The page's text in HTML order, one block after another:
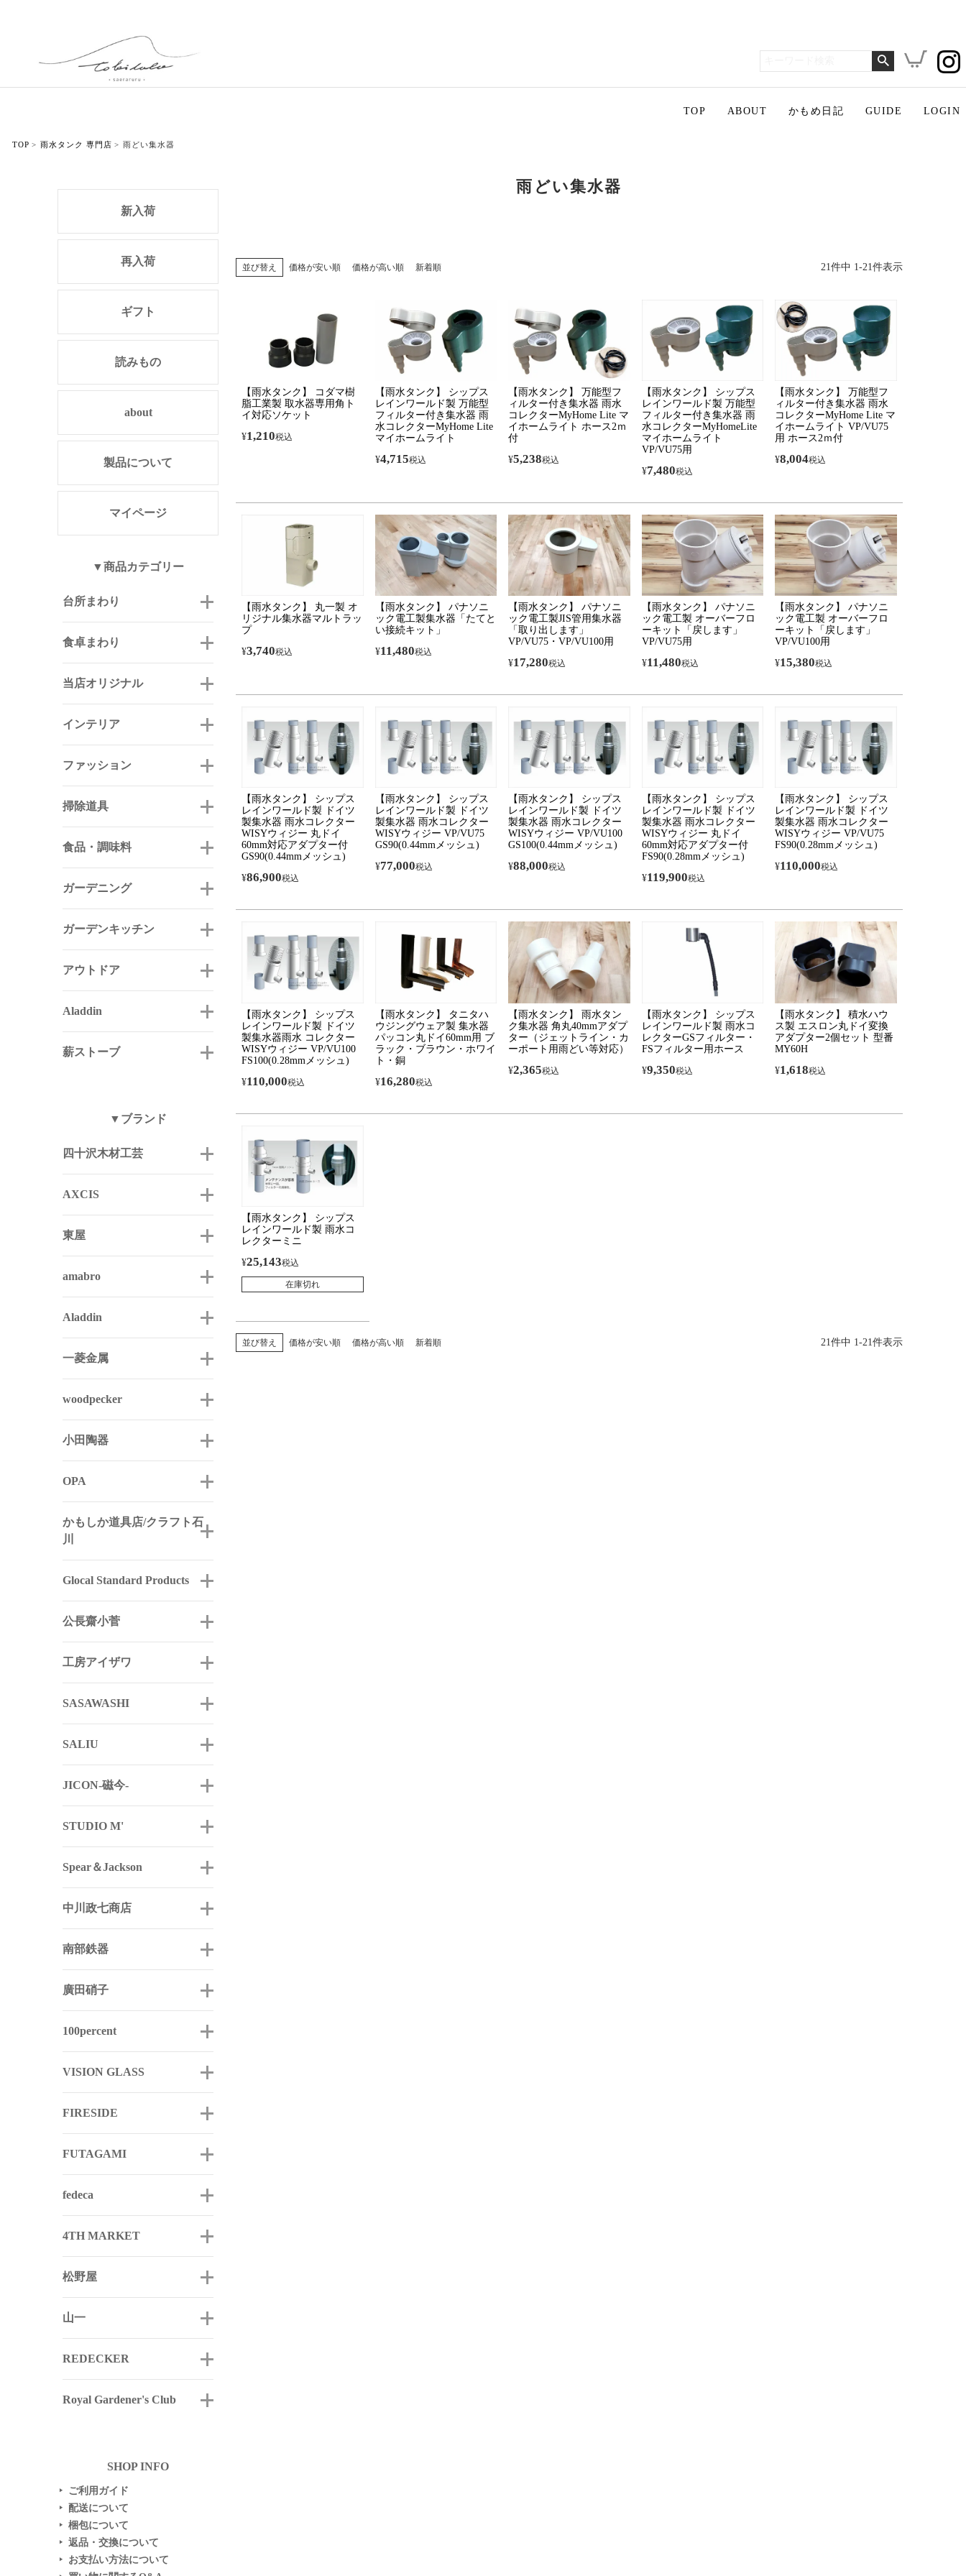
TOP ABOUT かもめ日記 GUIDE LOGIN
TOP 雨水タンク 専門店 雨どい集水器
新入荷
再入荷
ギフト
読みもの
about
製品について
マイページ
▼商品カテゴリー
台所まわり
食卓まわり
当店オリジナル
インテリア
ファッション
掃除道具
食品・調味料
ガーデニング
ガーデンキッチン
アウトドア
Aladdin
薪ストーブ
▼ブランド
四十沢木材工芸
AXCIS
東屋
amabro
Aladdin
一菱金属
woodpecker
小田陶器
OPA
かもしか道具店/クラフト石
川
Glocal Standard Products
公長齋小菅
工房アイザワ
SASAWASHI
SALIU
JICON-磁今-
STUDIO M'
Spear＆Jackson
中川政七商店
南部鉄器
廣田硝子
100percent
VISION GLASS
FIRESIDE
FUTAGAMI
fedeca
4TH MARKET
松野屋
山一
REDECKER
Royal Gardener's Club
SHOP INFO
▶ ご利用ガイド
▶ 配送について
▶ 梱包について
▶ 返品・交換について
▶ お支払い方法について
雨どい集水器
並び替え 価格が安い順 価格が高い順 新着順 21件中 1-21件表示
【雨水タンク】 コダマ樹
脂工業製 取水器専用角ト
イ対応ソケット
¥1,210税込
【雨水タンク】 シップス
レインワールド製 万能型
フィルター付き集水器 雨
水コレクターMyHome Lite
マイホームライト
¥4,715税込
【雨水タンク】 万能型フ
ィルター付き集水器 雨水
コレクターMyHome Lite マ
イホームライト ホース2ｍ
付
¥5,238税込
【雨水タンク】 シップス
レインワールド製 万能型
フィルター付き集水器 雨
水コレクターMyHomeLite
マイホームライト
VP/VU75用
¥7,480税込
【雨水タンク】 万能型フ
ィルター付き集水器 雨水
コレクターMyHome Lite マ
イホームライト VP/VU75
用 ホース2ｍ付
¥8,004税込
【雨水タンク】 丸一製 オ
リジナル集水器マルトラッ
プ
¥3,740税込
【雨水タンク】 パナソニ
ック電工製集水器「たてと
い接続キット」
¥11,480税込
【雨水タンク】 パナソニ
ック電工製JIS管用集水器
「取り出します」
VP/VU75・VP/VU100用
¥17,280税込
【雨水タンク】 パナソニ
ック電工製 オーバーフロ
ーキット「戻します」
VP/VU75用
¥11,480税込
【雨水タンク】 パナソニ
ック電工製 オーバーフロ
ーキット「戻します」
VP/VU100用
¥15,380税込
【雨水タンク】 シップス
レインワールド製 ドイツ
製集水器 雨水コレクター
WISYウィジー 丸ドイ
60mm対応アダプター付
GS90(0.44mmメッシュ)
¥86,900税込
【雨水タンク】 シップス
レインワールド製 ドイツ
製集水器 雨水コレクター
WISYウィジー VP/VU75
GS90(0.44mmメッシュ)
¥77,000税込
【雨水タンク】 シップス
レインワールド製 ドイツ
製集水器 雨水コレクター
WISYウィジー VP/VU100
GS100(0.44mmメッシュ)
¥88,000税込
【雨水タンク】 シップス
レインワールド製 ドイツ
製集水器 雨水コレクター
WISYウィジー 丸ドイ
60mm対応アダプター付
FS90(0.28mmメッシュ)
¥119,900税込
【雨水タンク】 シップス
レインワールド製 ドイツ
製集水器 雨水コレクター
WISYウィジー VP/VU75
FS90(0.28mmメッシュ)
¥110,000税込
【雨水タンク】 シップス
レインワールド製 ドイツ
製集水器雨水 コレクター
WISYウィジー VP/VU100
FS100(0.28mmメッシュ)
¥110,000税込
【雨水タンク】 タニタハ
ウジングウェア製 集水器
パッコン丸ドイ60mm用 ブ
ラック・ブラウン・ホワイ
ト・銅
¥16,280税込
【雨水タンク】 雨水タン
ク集水器 角丸40mmアダプ
ター（ジェットライン・カ
ーポート用雨どい等対応）
¥2,365税込
【雨水タンク】 シップス
レインワールド製 雨水コ
レクターGSフィルター・
FSフィルター用ホース
¥9,350税込
【雨水タンク】 積水ハウ
ス製 エスロン丸ドイ変換
アダプター2個セット 型番
MY60H
¥1,618税込
【雨水タンク】 シップス
レインワールド製 雨水コ
レクターミニ
¥25,143税込
在庫切れ
並び替え 価格が安い順 価格が高い順 新着順 21件中 1-21件表示